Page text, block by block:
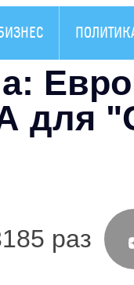
для
раз